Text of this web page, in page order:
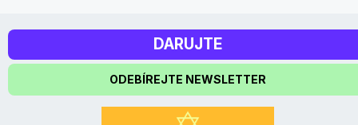
DARUJTE
ODEBÍREJTE NEWSLETTER